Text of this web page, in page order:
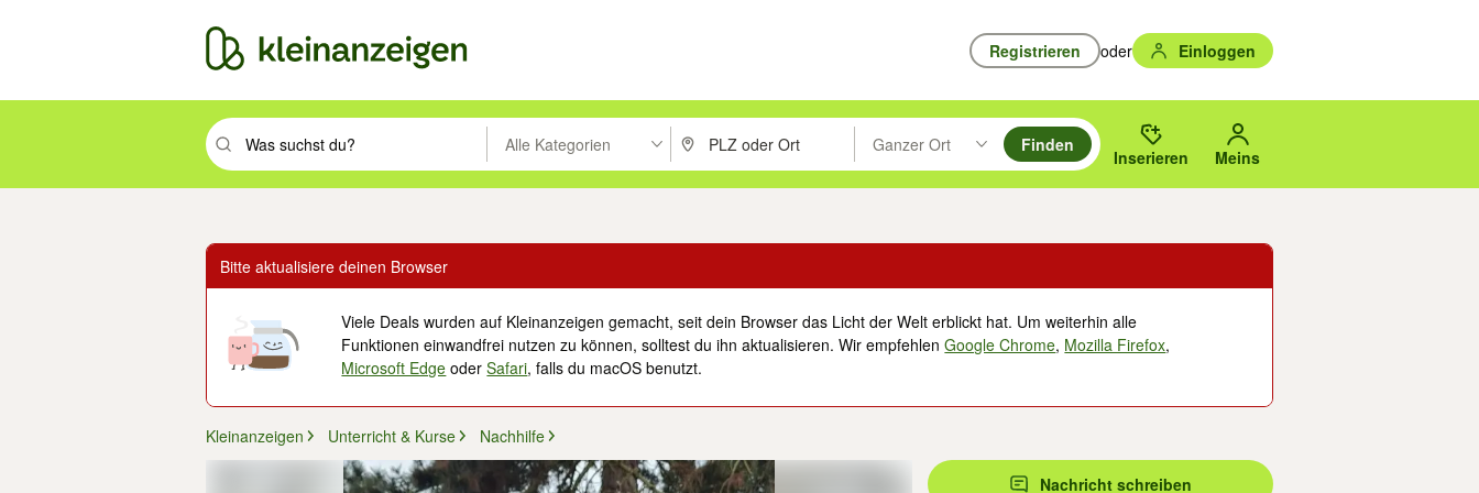
Registrieren oder Einloggen
Suchbegriff eingeben. Eingabetaste drücken um zu suchen, oder Vorschläge mit den Pfeiltasten nach oben/unten durchsuchen und mit Eingabetaste auswählen.
Alle Kategorien PLZ oder Ort eingeben. Eingabetaste drücken um zu suchen, oder Vorschläge mit den Pfeiltasten nach oben/
Ganzer Ort
Suche im Umkreis des gewählten Orts oder PLZ.
Finden
Inserieren Meins
Bitte aktualisiere deinen Browser
Viele Deals wurden auf Kleinanzeigen gemacht, seit dein Browser das Licht der Welt erblickt hat. Um weiterhin alle
Funktionen einwandfrei nutzen zu können, solltest du ihn aktualisieren. Wir empfehlenGoogle Chrome, Mozilla Firefox,
Microsoft Edge oderSafari, falls du macOS benutzt.
Kleinanzeigen Unterricht & Kurse Nachhilfe
Nachricht schreiben